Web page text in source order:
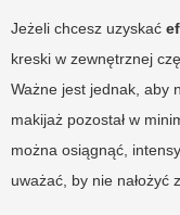
Jeżeli chcesz uzyskać
kreski w zewnętrznej
Ważne jest jednak, aby
makijaż pozostał w
można osiągnąć,
uważać, by nie nałożyć